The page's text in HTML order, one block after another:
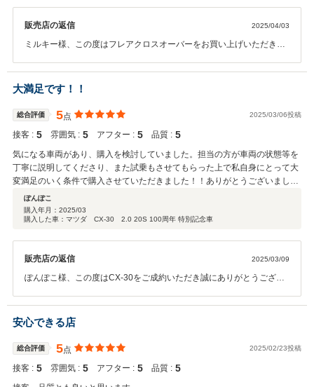
販売店の返信 2025/04/03
ミルキー様、この度はフレアクロスオーバーをお買い上げいただき誠
摘いただき、重ねて感謝申し上げます。待ち時間が長く無駄な時間と
感じられた事は申し訳ございませんでした。店舗スタッフ全員で改善
するよう努めてまいります。今後も当店のご利用よろしくお願いいた
します。東海マツダ販売株式会社 豊川店 スタッフ一同
大満足です！！
総合評価 5点 2025/03/06投稿
接客 : 5 雰囲気 : 5 アフター : 5 品質 : 5
気になる車両があり、購入を検討していました。担当の方が車両の状態等を
丁寧に説明してくださり、また試乗もさせてもらった上で私自身にとって大
変満足のいく条件で購入させていただきました！！ありがとうございまし
た！ぽんぽこ
購入年月： 2025/03
購入した車：マツダ CX-30 2.0 20S 100周年 特別記念車
販売店の返信 2025/03/09
ぽんぽこ様、この度はCX-30をご成約いただき誠にありがとうござい
います。CX-30はぽんぽこ様のカーライフを充実させてくれる車だと
思いますので納車まで楽しみにしていてください。今後ともよろしく
お願い申し上げます。東海マツダ販売株式会社 豊川店 スタッフ一
同
安心できる店
総合評価 5点 2025/02/23投稿
接客 : 5 雰囲気 : 5 アフター : 5 品質 : 5